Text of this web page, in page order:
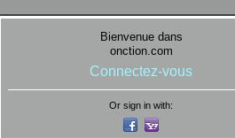
Bienvenue dans
onction.com
Connectez-vous
Or sign in with: